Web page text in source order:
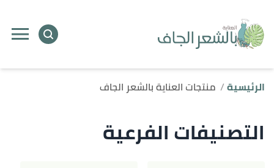
الرئيسية منتجات العناية بالشعر الجاف
التصنيفات الفرعية